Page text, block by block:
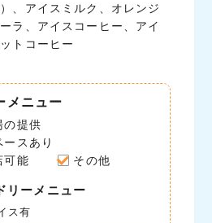
、アイスミルク、オレンジ
ラ、アイスコーヒー、アイ
トコーヒー
メニュー
の提供
スあり
可能
その他
リーメニュー
ス有